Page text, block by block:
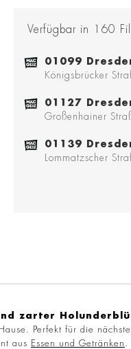
Verfügbar in 160
01099
Königsbrücker
01127
Großenhainer
01139
Lommatzscher
zarter
Perfekt für die
aus Essen und Getränken